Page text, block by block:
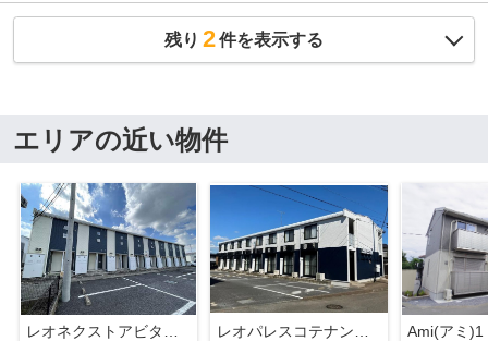
残り 2件を表示する
エリアの近い物件
Ami(アミ)1